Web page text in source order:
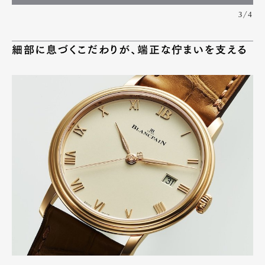
3/4
細部に息づくこだわりが、端正な佇まいを支える